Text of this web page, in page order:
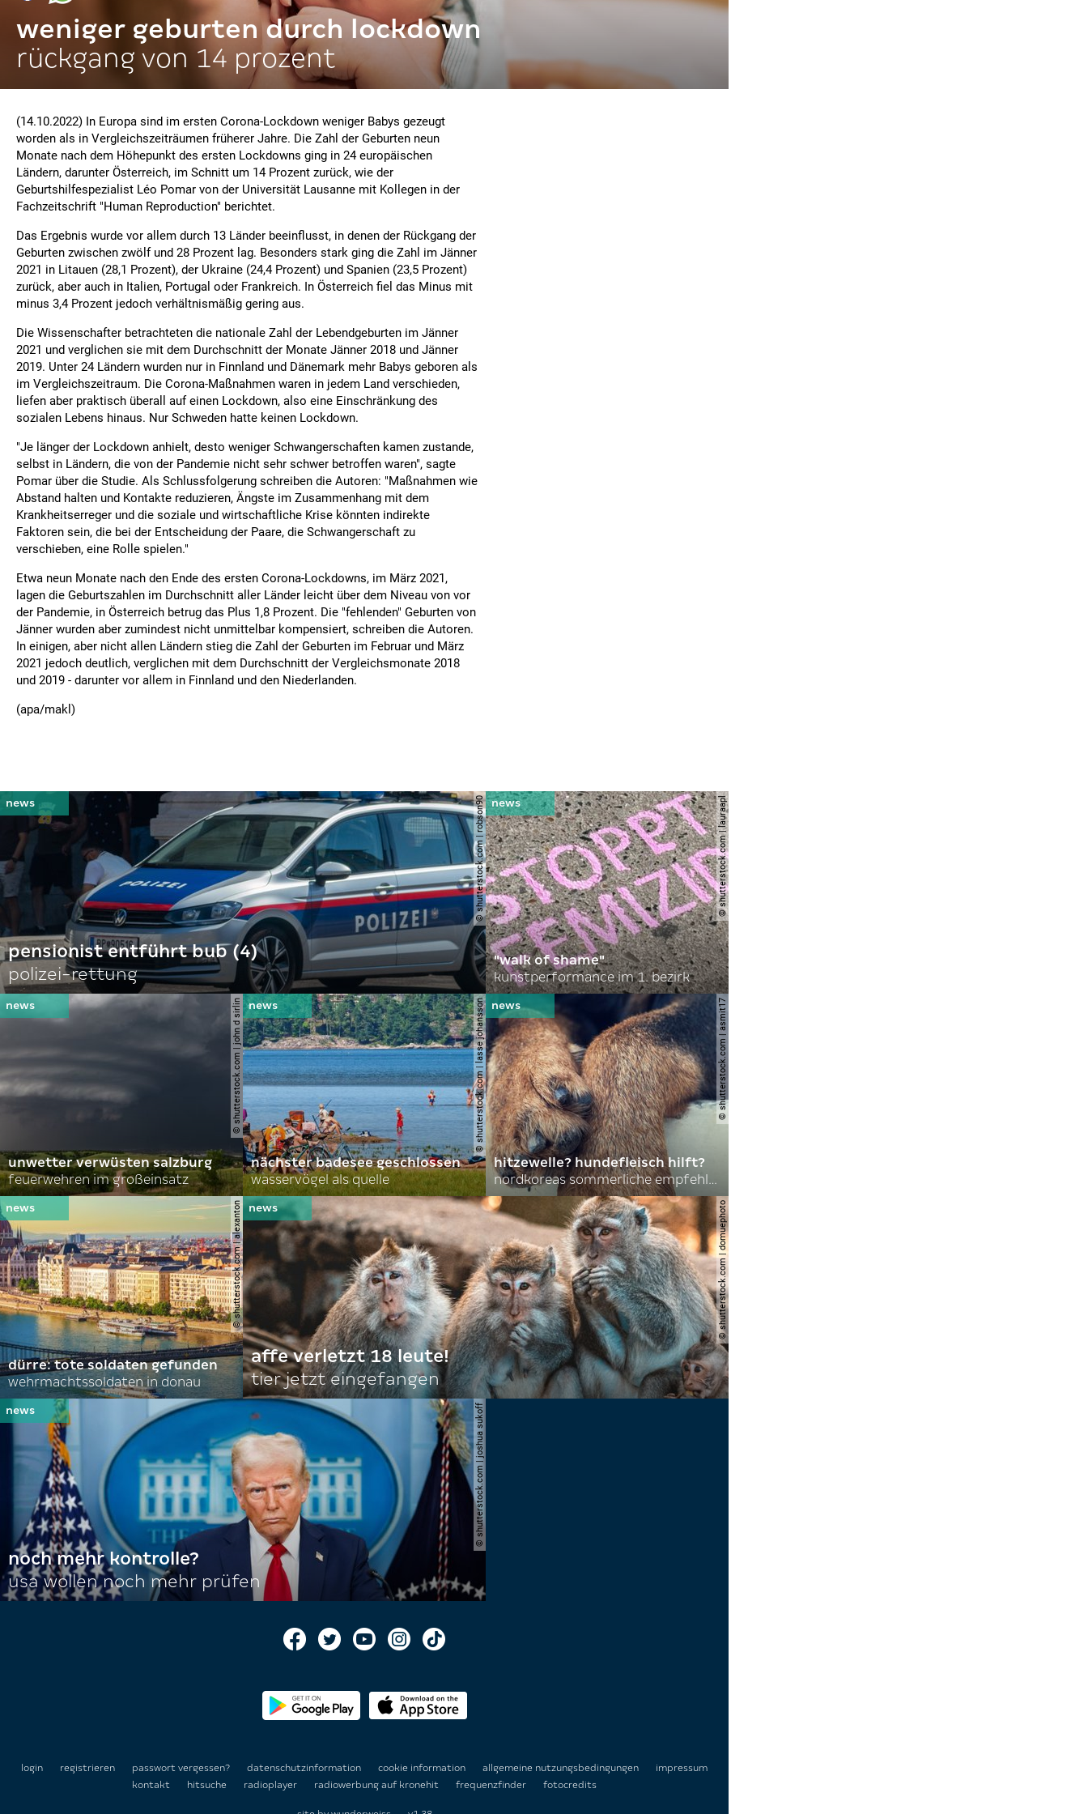
weniger geburten durch lockdown
rückgang von 14 prozent
(14.10.2022) In Europa sind im ersten Corona-Lockdown weniger Babys gezeugt
worden als in Vergleichszeiträumen früherer Jahre. Die Zahl der Geburten neun
Monate nach dem Höhepunkt des ersten Lockdowns ging in 24 europäischen
Ländern, darunter Österreich, im Schnitt um 14 Prozent zurück, wie der
Geburtshilfespezialist Léo Pomar von der Universität Lausanne mit Kollegen in der
Fachzeitschrift "Human Reproduction" berichtet.
Das Ergebnis wurde vor allem durch 13 Länder beeinflusst, in denen der Rückgang der
Geburten zwischen zwölf und 28 Prozent lag. Besonders stark ging die Zahl im Jänner
2021 in Litauen (28,1 Prozent), der Ukraine (24,4 Prozent) und Spanien (23,5 Prozent)
zurück, aber auch in Italien, Portugal oder Frankreich. In Österreich fiel das Minus mit
minus 3,4 Prozent jedoch verhältnismäßig gering aus.
Die Wissenschafter betrachteten die nationale Zahl der Lebendgeburten im Jänner
2021 und verglichen sie mit dem Durchschnitt der Monate Jänner 2018 und Jänner
2019. Unter 24 Ländern wurden nur in Finnland und Dänemark mehr Babys geboren als
im Vergleichszeitraum. Die Corona-Maßnahmen waren in jedem Land verschieden,
liefen aber praktisch überall auf einen Lockdown, also eine Einschränkung des
sozialen Lebens hinaus. Nur Schweden hatte keinen Lockdown.
"Je länger der Lockdown anhielt, desto weniger Schwangerschaften kamen zustande,
selbst in Ländern, die von der Pandemie nicht sehr schwer betroffen waren", sagte
Pomar über die Studie. Als Schlussfolgerung schreiben die Autoren: "Maßnahmen wie
Abstand halten und Kontakte reduzieren, Ängste im Zusammenhang mit dem
Krankheitserreger und die soziale und wirtschaftliche Krise könnten indirekte
Faktoren sein, die bei der Entscheidung der Paare, die Schwangerschaft zu
verschieben, eine Rolle spielen."
Etwa neun Monate nach den Ende des ersten Corona-Lockdowns, im März 2021,
lagen die Geburtszahlen im Durchschnitt aller Länder leicht über dem Niveau von vor
der Pandemie, in Österreich betrug das Plus 1,8 Prozent. Die "fehlenden" Geburten von
Jänner wurden aber zumindest nicht unmittelbar kompensiert, schreiben die Autoren.
In einigen, aber nicht allen Ländern stieg die Zahl der Geburten im Februar und März
2021 jedoch deutlich, verglichen mit dem Durchschnitt der Vergleichsmonate 2018
und 2019 - darunter vor allem in Finnland und den Niederlanden.
(apa/makl)
© shutterstock.com | robson90
pensionist entführt bub (4)
polizei-rettung
© shutterstock.com | lauraapl
"walk of shame"
kunstperformance im 1. bezirk
© shutterstock.com | john d sirlin
unwetter verwüsten salzburg
feuerwehren im großeinsatz
© shutterstock.com | lasse johansson
nächster badesee geschlossen
wasservögel als quelle
© shutterstock.com | asmit17
hitzewelle? hundefleisch hilft?
nordkoreas sommerliche empfehlungen
© shutterstock.com | alexanton
dürre: tote soldaten gefunden
wehrmachtssoldaten in donau
© shutterstock.com | domuephoto
affe verletzt 18 leute!
tier jetzt eingefangen
© shutterstock.com | joshua sukoff
noch mehr kontrolle?
usa wollen noch mehr prüfen
login registrieren passwort vergessen? datenschutzinformation cookie information allgemeine nutzungsbedingungen
impressum
kontakt
hitsuche radioplayer radiowerbung auf kronehit frequenzfinder fotocredits